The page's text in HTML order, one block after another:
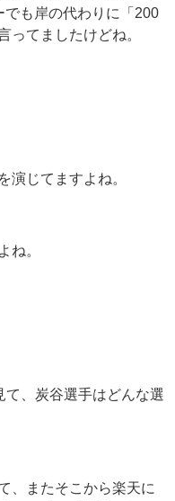
でも岸の代わりに「200
ってましたけどね。
じてますよね。
ね。
、炭谷選手はどんな選
、またそこから楽天に